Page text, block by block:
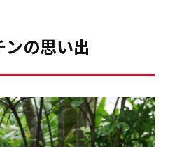
過ごしくださいませ。
ム
salonblanc_sakiko/
モチーフにしたこちらの
出すために11層の重ね塗り
様に拙いお料理を召し上がっ
時もキッチンの役割について
した。昔は北側や家の端にあ
んどん家の中心になってきて
の思い出